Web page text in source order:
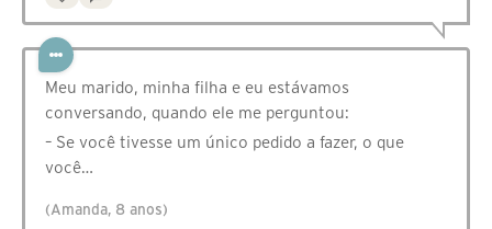
Meu marido, minha filha e eu estávamos
conversando, quando ele me perguntou:
– Se você tivesse um único pedido a fazer, o que
você…
(Amanda, 8 anos)